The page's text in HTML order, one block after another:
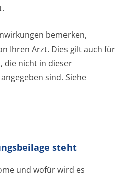
bemerken,
Ihren Arzt. Dies gilt auch für
die nicht in dieser
sind. Siehe
steht
und wofür wird es